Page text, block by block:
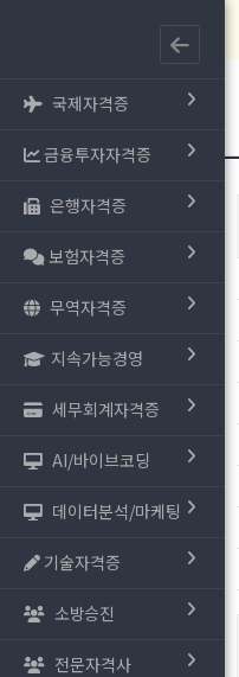
국제자격증
금융투자자격증
은행자격증
보험자격증
무역자격증
지속가능경영
세무회계자격증
AI/바이브코딩
데이터분석/마케팅
기술자격증
소방승진
전문자격사